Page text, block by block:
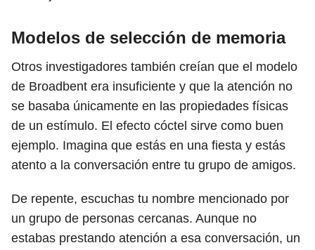
Modelos de selección de memoria
Otros investigadores también creían que el modelo
de Broadbent era insuficiente y que la atención no
se basaba únicamente en las propiedades físicas
de un estímulo. El efecto cóctel sirve como buen
ejemplo. Imagina que estás en una fiesta y estás
atento a la conversación entre tu grupo de amigos.
De repente, escuchas tu nombre mencionado por
un grupo de personas cercanas. Aunque no
estabas prestando atención a esa conversación, un